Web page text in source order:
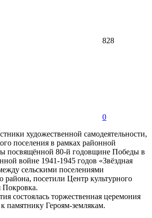
828
0
художественной самодеятельности,
поселения в рамках районной
посвящённой 80-й годовщине Победы в
войне 1941-1945 годов «Звёздная
сельскими поселениями
района, посетили Центр культурного
Покровка.
состоялась торжественная церемония
памятнику Героям-землякам.